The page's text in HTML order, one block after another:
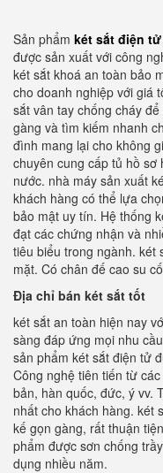
Sản phẩm két sắt điện tử
được sản xuất với công
két sắt khoá an toàn bảo
cho doanh nghiệp với giá
sắt vân tay chống cháy
gàng và tìm kiếm nhanh
đình mang lại cho không
chuyên cung cấp tủ hồ
nước. nhà máy sản xuất
khách hàng có thể lựa
bảo mật uy tín. Hệ thống
đạt các chứng nhận và
tiêu biểu trong ngành. két
mặt. Có chân đế cao su
Địa chỉ bán két sắt tốt
két sắt an toàn hiện nay
sàng đáp ứng mọi nhu
sản phẩm két sắt điện tử
Công nghệ tiên tiến từ
bản, hàn quốc, đức, ý vv.
nhất cho khách hàng. két
kế gọn gàng, rất thuận
phẩm được sơn chống
dụng nhiều năm.